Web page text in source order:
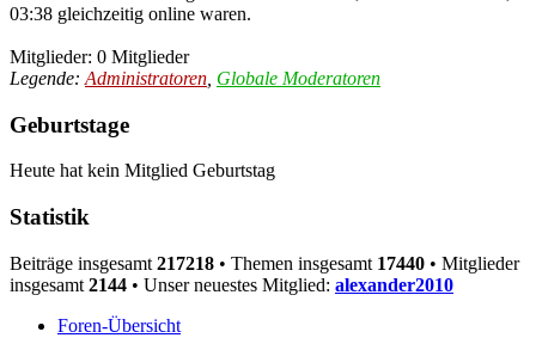
03:38 gleichzeitig online waren.
Mitglieder: 0 Mitglieder
Legende: Administratoren Globale Moderatoren
Geburtstage
Heute hat kein Mitglied Geburtstag
Statistik
Beiträge insgesamt 217218 • Themen insgesamt 17440 • Mitglieder
insgesamt 2144 • Unser neuestes Mitglied: alexander2010
Foren-Übersicht